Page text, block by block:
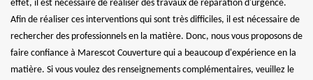
effet, il est nécessaire de réaliser des travaux de réparation d'urgence.
Afin de réaliser ces interventions qui sont très difficiles, il est nécessaire de
rechercher des professionnels en la matière. Donc, nous vous proposons de
faire confiance à Marescot Couverture qui a beaucoup d'expérience en la
matière. Si vous voulez des renseignements complémentaires, veuillez le